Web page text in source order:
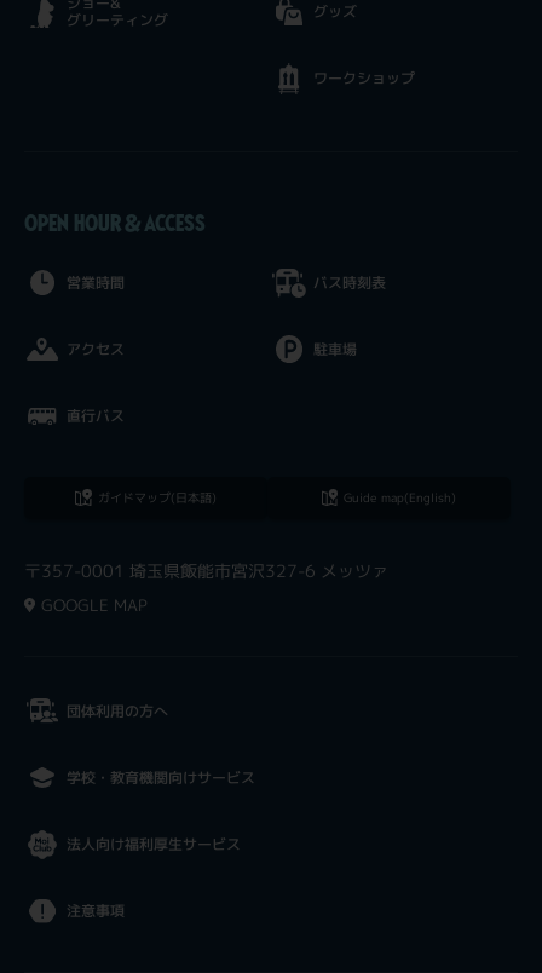
グリーティング
グッズ
ワークショップ
OPEN HOUR & ACCESS
営業時間
アクセス
直行バス
バス時刻表
駐車場
ガイドマップ(日本語) Guide map(English)
〒357-0001 埼玉県飯能市宮沢327-6 メッツァ
GOOGLE MAP
団体利用の方へ
学校・教育機関向けサービス
法人向け福利厚生サービス
注意事項